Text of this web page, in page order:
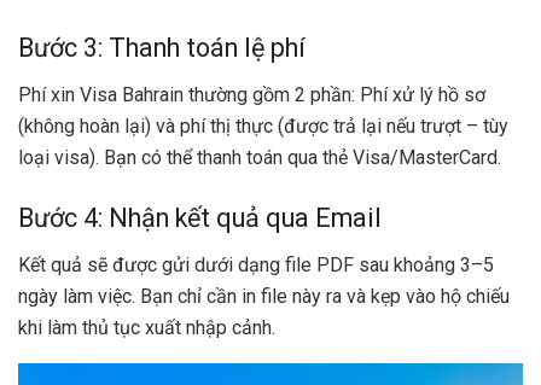
Bước 3: Thanh toán lệ phí
Phí xin Visa Bahrain thường gồm 2 phần: Phí xử lý hồ sơ
(không hoàn lại) và phí thị thực (được trả lại nếu trượt – tùy
loại visa). Bạn có thể thanh toán qua thẻ Visa/MasterCard.
Bước 4: Nhận kết quả qua Email
Kết quả sẽ được gửi dưới dạng file PDF sau khoảng 3–5
ngày làm việc. Bạn chỉ cần in file này ra và kẹp vào hộ chiếu
khi làm thủ tục xuất nhập cảnh.